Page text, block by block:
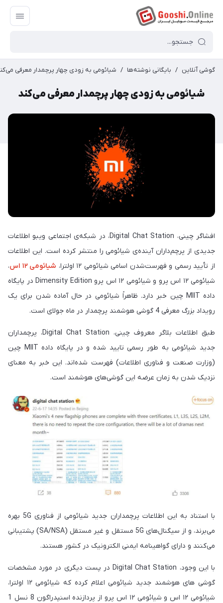
گوشی آنلاین / بایگانی نوشته‌ها / شیائومی به زودی چهار پرچمدار معرفی
شیائومی به زودی چهار پرچمدار معرفی می‌کند
افشاگر چینی، Digital Chat Station، در شبکه‌ی اجتماعی ویبو اطلاعات
جدیدی از پرچم‌داران آینده‌ی شیائومی را منتشر کرده است. این اطلاعات
از تأیید رسمی و فهرست‌شدن اسامی شیائومی ۱۲ اولترا،
شیائومی ۱۲ اس
،
شیائومی ۱۲ اس پرو و شیائومی ۱۲ اس پرو Dimensity Edition در پایگاه
داده MIIT چین خبر دارد. ظاهراً شیائومی در حال آماده شدن برای یک
رویداد بزرگ معرفی 4 گوشی‌ هوشمند پرچمدار در ماه جولای است.
طبق اطلاعات بلاگر معروف چینی، Digital Chat Station، پرچمداران
جدید شیائومی به طور رسمی تایید شده و در پایگاه داده MIIT چین
(وزارت صنعت و فناوری اطلاعات) فهرست شده‌اند. این خبر به معنای
نزدیک شدن به زمان عرضه این گوشی‌های هوشمند است.
با استناد به این اطلاعات پرچمداران جدید شیائومی از فناوری 5G بهره
می‌برند، و از سیگنال‌های 5G مستقل و غیر مستقل (SA/NSA) پشتیبانی
می‌کنند و دارای گواهینامه ایمنی الکترونیک در کشور هستند.
با این وجود، Digital Chat Station در پست دیگری در مورد مشخصات
گوشی های هوشمند جدید شیائومی اعلام کرده که شیائومی ۱۲ اولترا،
شیائومی ۱۲ اس و شیائومی ۱۲ اس پرو از پردازنده اسنپدراگون 8 نسل 1